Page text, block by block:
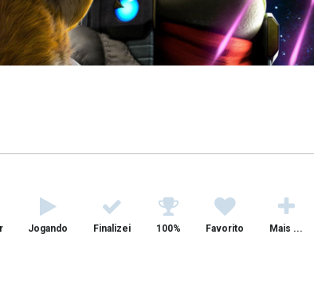
Jogando Finalizei 100% Favorito Mais ...